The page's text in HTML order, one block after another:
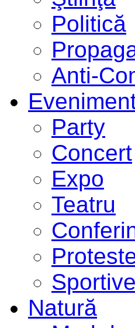
Politică
Anti-
Party
Concert
Expo
Teatru
Sportive
Natură